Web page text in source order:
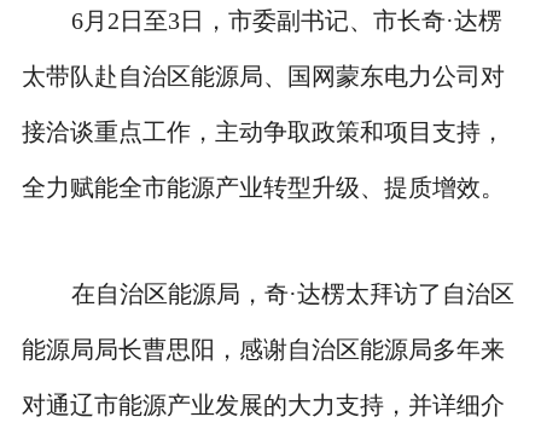
6月2日至3日，市委副书记、市长奇·达楞
太带队赴自治区能源局、国网蒙东电力公司对
接洽谈重点工作，主动争取政策和项目支持，
全力赋能全市能源产业转型升级、提质增效。
在自治区能源局，奇·达楞太拜访了自治区
能源局局长曹思阳，感谢自治区能源局多年来
对通辽市能源产业发展的大力支持，并详细介